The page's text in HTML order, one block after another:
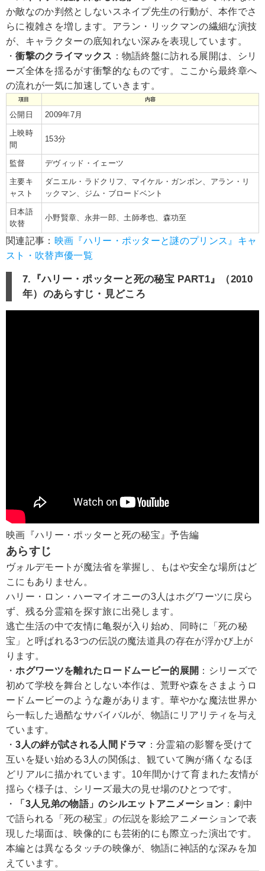
か敵なのか判然としないスネイプ先生の行動が、本作でさ
らに複雑さを増します。アラン・リックマンの繊細な演技
が、キャラクターの底知れない深みを表現しています。
・衝撃のクライマックス ：物語終盤に訪れる展開は、シリ
ーズ全体を揺るがす衝撃的なものです。ここから最終章へ
の流れが一気に加速していきます。
項目 内容
公開日 2009年7月
上映時
間
153分
監督 デヴィッド・イェーツ
主要キ
ャスト
ダニエル・ラドクリフ、マイケル・ガンボン、アラン・リ
ックマン、ジム・ブロードベント
日本語
吹替
小野賢章、永井一郎、土師孝也、森功至
関連記事： 映画『ハリー・ポッターと謎のプリンス』キャ
スト・吹替声優一覧
7.『ハリー・ポッターと死の秘宝 PART1』（2010
年）のあらすじ・見どころ
映画『ハリー・ポッターと死の秘宝』予告編
あらすじ
ヴォルデモートが魔法省を掌握し、もはや安全な場所はど
こにもありません。
ハリー・ロン・ハーマイオニーの3人はホグワーツに戻ら
ず、残る分霊箱を探す旅に出発します。
逃亡生活の中で友情に亀裂が入り始め、同時に「死の秘
宝」と呼ばれる3つの伝説の魔法道具の存在が浮かび上が
ります。
・ホグワーツを離れたロードムービー的展開 ：シリーズで
初めて学校を舞台としない本作は、荒野や森をさまようロ
ードムービーのような趣があります。華やかな魔法世界か
ら一転した過酷なサバイバルが、物語にリアリティを与え
ています。
・3人の絆が試される人間ドラマ ：分霊箱の影響を受けて
互いを疑い始める3人の関係は、観ていて胸が痛くなるほ
どリアルに描かれています。10年間かけて育まれた友情が
揺らぐ様子は、シリーズ最大の見せ場のひとつです。
・
「3人兄弟の物語」のシルエットアニメーション ：劇中
で語られる「死の秘宝」の伝説を影絵アニメーションで表
現した場面は、映像的にも芸術的にも際立った演出です。
本編とは異なるタッチの映像が、物語に神話的な深みを加
えています。